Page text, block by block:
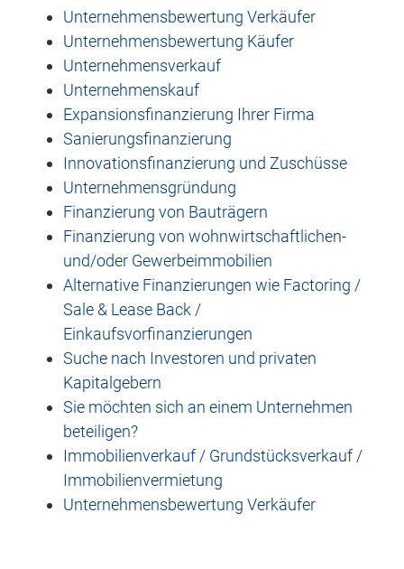
Unternehmensbewertung Verkäufer
Unternehmensbewertung Käufer
Unternehmensverkauf
Unternehmenskauf
Expansionsfinanzierung Ihrer Firma
Sanierungsfinanzierung
Innovationsfinanzierung und Zuschüsse
Unternehmensgründung
Finanzierung von Bauträgern
Finanzierung von wohnwirtschaftlichen-
und/oder Gewerbeimmobilien
Alternative Finanzierungen wie Factoring /
Sale & Lease Back /
Einkaufsvorfinanzierungen
Suche nach Investoren und privaten
Kapitalgebern
Sie möchten sich an einem Unternehmen
beteiligen?
Immobilienverkauf / Grundstücksverkauf /
Immobilienvermietung
Unternehmensbewertung Verkäufer